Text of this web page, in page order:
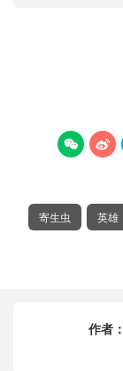
 
寄生虫 英雄
作者：